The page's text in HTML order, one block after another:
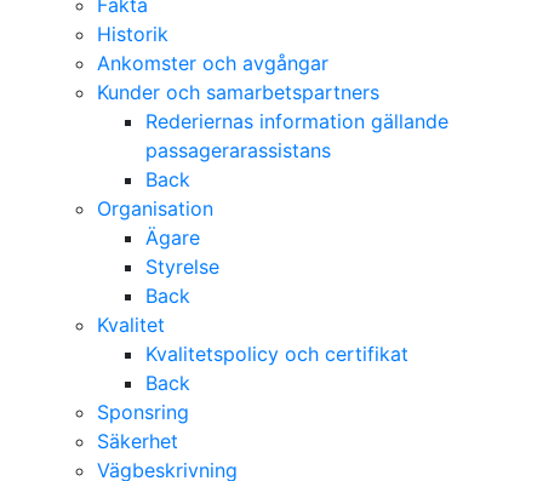
Fakta
Historik
Ankomster och avgångar
Kunder och samarbetspartners
Rederiernas information gällande
passagerarassistans
Back
Organisation
Ägare
Styrelse
Back
Kvalitet
Kvalitetspolicy och certifikat
Back
Sponsring
Säkerhet
Vägbeskrivning